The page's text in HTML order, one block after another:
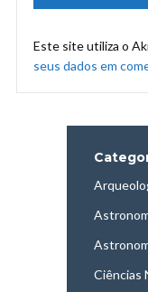
Este site utiliza o
seus dados em
Ciências